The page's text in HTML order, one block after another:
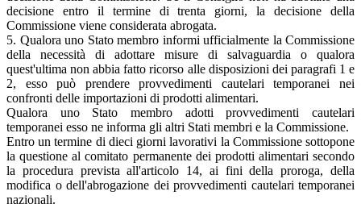
decisione entro il termine di trenta giorni, la decisione della
Commissione viene considerata abrogata.
5. Qualora uno Stato membro informi ufficialmente la Commissione
della necessità di adottare misure di salvaguardia o qualora
quest'ultima non abbia fatto ricorso alle disposizioni dei paragrafi 1 e
2, esso può prendere provvedimenti cautelari temporanei nei
confronti delle importazioni di prodotti alimentari.
Qualora uno Stato membro adotti provvedimenti cautelari
temporanei esso ne informa gli altri Stati membri e la Commissione.
Entro un termine di dieci giorni lavorativi la Commissione sottopone
la questione al comitato permanente dei prodotti alimentari secondo
la procedura prevista all'articolo 14, ai fini della proroga, della
modifica o dell'abrogazione dei provvedimenti cautelari temporanei
nazionali.